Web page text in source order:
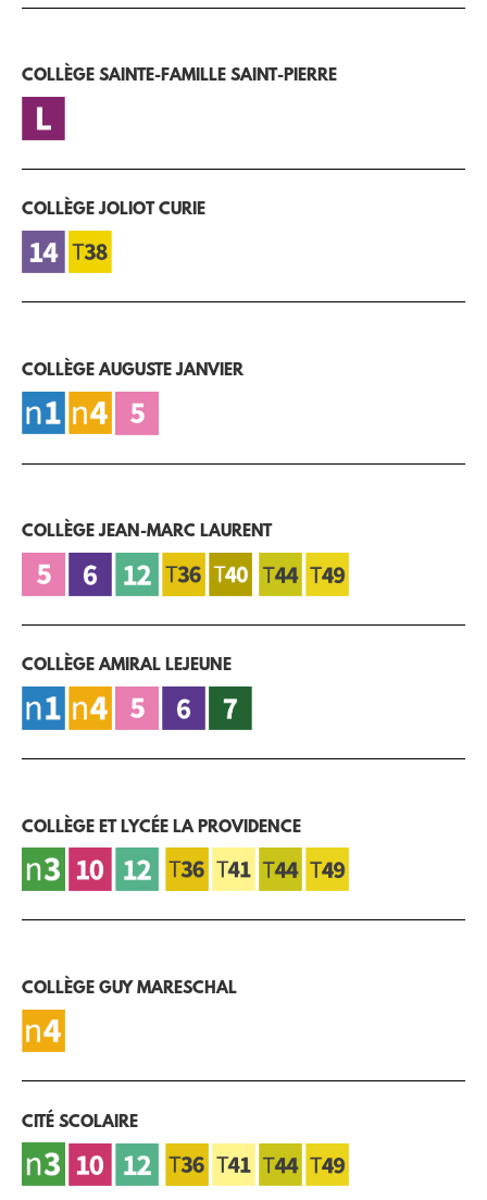
COLLÈGE SAINTE-FAMILLE SAINT-PIERRE
COLLÈGE JOLIOT CURIE
COLLÈGE AUGUSTE JANVIER
COLLÈGE JEAN-MARC LAURENT
COLLÈGE AMIRAL LEJEUNE
COLLÈGE ET LYCÉE LA PROVIDENCE
COLLÈGE GUY MARESCHAL
CITÉ SCOLAIRE